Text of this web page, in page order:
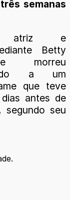
semanas
e
Betty
morreu
a um
que teve
antes de
segundo seu